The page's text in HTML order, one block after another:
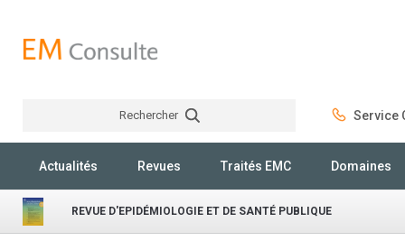
Rechercher Service
Actualités Revues Traités EMC Domaines
REVUE D'EPIDÉMIOLOGIE ET DE SANTÉ PUBLIQUE